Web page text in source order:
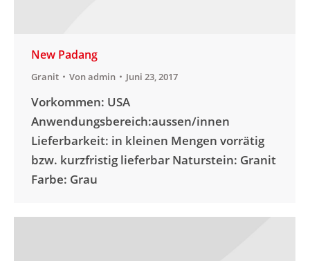
New Padang
Granit Vonadmin Juni 23, 2017
Vorkommen: USA
Anwendungsbereich:aussen/innen
Lieferbarkeit: in kleinen Mengen vorrätig
bzw. kurzfristig lieferbar Naturstein: Granit
Farbe: Grau